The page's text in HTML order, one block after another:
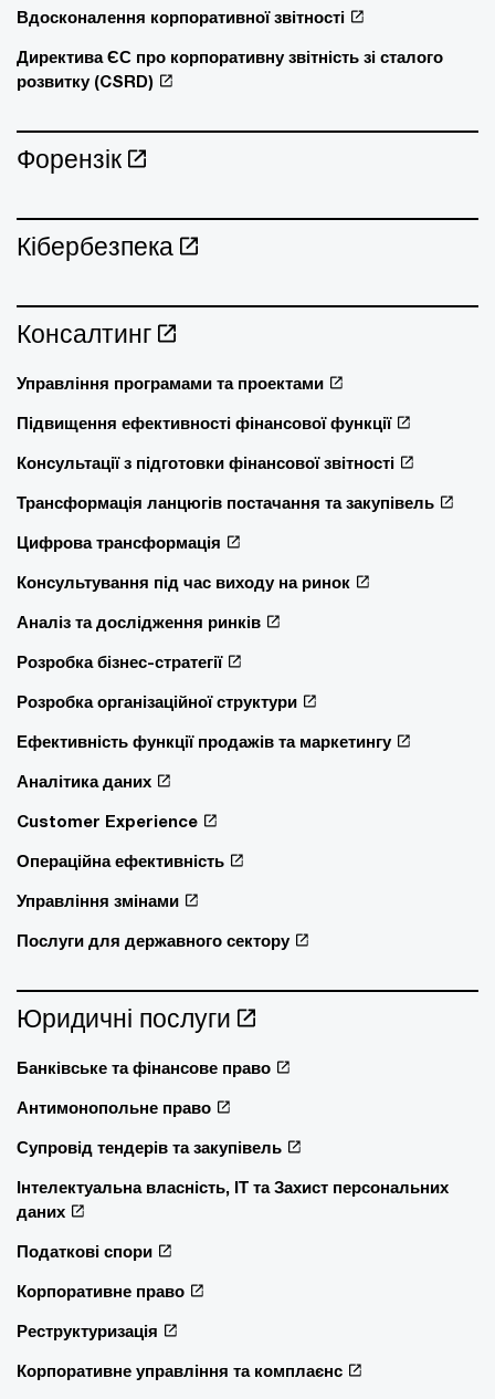
Вдосконалення корпоративної звітності
Директива ЄС про корпоративну звітність зі сталого
розвитку (CSRD)
Форензік
Кібербезпека
Консалтинг
Управління програмами та проектами
Підвищення ефективності фінансової функції
Консультації з підготовки фінансової звітності
Трансформація ланцюгів постачання та закупівель
Цифрова трансформація
Консультування під час виходу на ринок
Аналіз та дослідження ринків
Розробка бізнес-стратегії
Розробка організаційної структури
Ефективність функції продажів та маркетингу
Аналітика даних
Customer Experience
Операційна ефективність
Управління змінами
Послуги для державного сектору
Юридичні послуги
Банківське та фінансове право
Антимонопольне право
Супровід тендерів та закупівель
Інтелектуальна власність, ІТ та Захист персональних
даних
Податкові спори
Корпоративне право
Реструктуризація
Корпоративне управління та комплаєнс